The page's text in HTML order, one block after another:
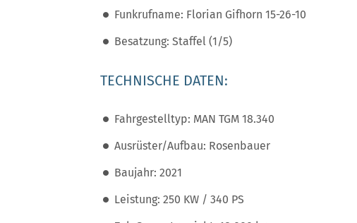
Funkrufname: Florian Gifhorn 15-26-10
Besatzung: Staffel (1/5)
TECHNISCHE DATEN:
Fahrgestelltyp: MAN TGM 18.340
Ausrüster/Aufbau: Rosenbauer
Baujahr: 2021
Leistung: 250 KW / 340 PS